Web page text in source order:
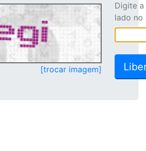
[trocar imagem]
Digite
lado no